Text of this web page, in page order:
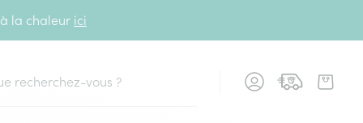
la chaleur ici